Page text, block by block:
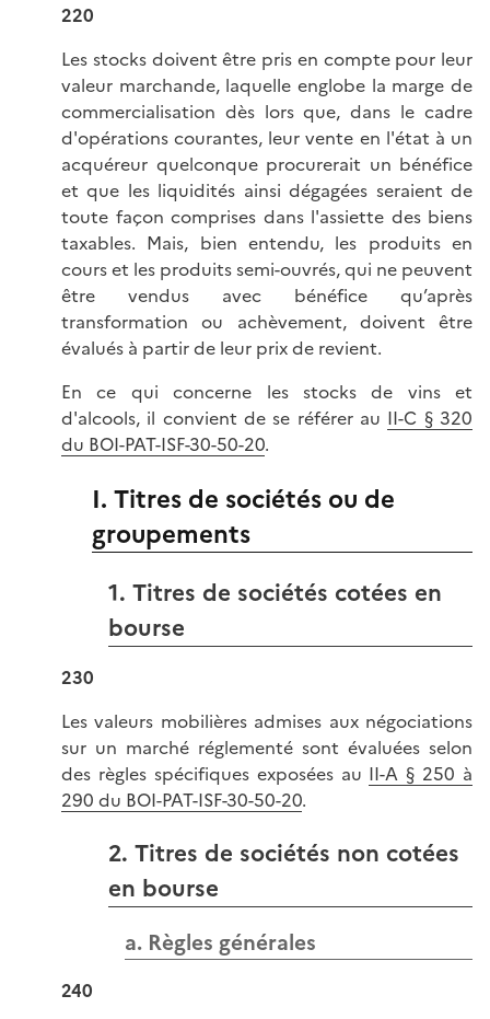
220
Les stocks doivent être pris en compte pour leur
valeur marchande, laquelle englobe la marge de
commercialisation dès lors que, dans le cadre
d'opérations courantes, leur vente en l'état à un
acquéreur quelconque procurerait un bénéfice
et que les liquidités ainsi dégagées seraient de
toute façon comprises dans l'assiette des biens
taxables. Mais, bien entendu, les produits en
cours et les produits semi-ouvrés, qui ne peuvent
être vendus avec bénéfice qu’après
transformation ou achèvement, doivent être
évalués à partir de leur prix de revient.
En ce qui concerne les stocks de vins et
d'alcools, il convient de se référer au II-C § 320
du BOI-PAT-ISF-30-50-20.
I. Titres de sociétés ou de
groupements
1. Titres de sociétés cotées en
bourse
230
Les valeurs mobilières admises aux négociations
sur un marché réglementé sont évaluées selon
des règles spécifiques exposées au II-A § 250 à
290 du BOI-PAT-ISF-30-50-20.
2. Titres de sociétés non cotées
en bourse
a. Règles générales
240